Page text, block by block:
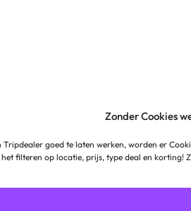
Zonder Cookies
goed te laten werken, worden er
filteren op locatie, prijs, type deal en